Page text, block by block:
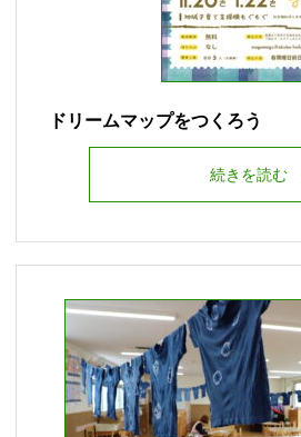
ドリームマップをつくろう
続きを読む